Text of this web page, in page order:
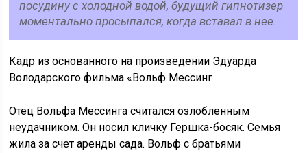
посудину с холодной водой, будущий гипнотизер
моментально просыпался, когда вставал в нее.
Кадр из основанного на произведении Эдуарда
Володарского фильма «Вольф Мессинг
Отец Вольфа Мессинга считался озлобленным
неудачником. Он носил кличку Гершка-босяк. Семья
жила за счет аренды сада. Вольф с братьями